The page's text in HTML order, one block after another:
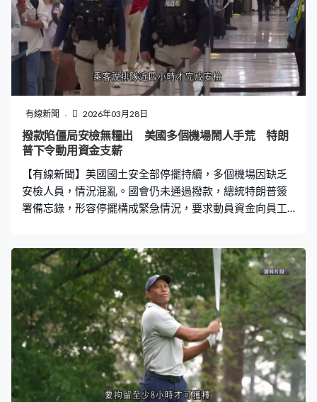
與美國延長外交斡旋限期的說法矛盾，警告以色列要付出
沉重代價。 美國總統特朗普稱軍事行動尚未結束，伊朗境
內仍有3,500多個目標，但很快會完成。特朗普：「今晚我
們比任何時候都更接近中東崛起，中東終於擺脫伊朗的恐
怖主義、侵略和核勒索。」 他重申伊朗乞求與美國達成協
議，「他們當時正在談判，兩天後終於承認，為了彌補他
們的錯誤說法，他們說『我們將批准8艘運油輪通過』。他
們必須開放特朗普海峽，我意思是霍爾木茲海峽。對不
起，很抱歉，真是可怕的錯誤，假新聞會說『他不小心說
動進展順利，將在數周內完成。「我們正
有線新聞 2026年03月28日
撥款陷僵局安檢無糧出 美國多個機場鬧人手荒 特朗
普下令動用資金支薪
【有線新聞】美國國土安全部停擺持續，多個機場因缺乏
安檢人員，情況混亂。國會仍未通過撥款，總統特朗普簽
署備忘錄，形容停擺構成緊急情況，要求動員資金向員工
隊等候，乘客說排隊近四小時才完成安檢。 國土安全部局
部停擺至今已經逾40日，豁下的運輸安全管理局約五萬名
安全人員未獲發薪，部分機場的缺勤率高達四成。紐約甘
迺迪、巴爾的摩和休斯敦等多個機場超過三分一人員缺
勤。 參議院一度通過一項草案向國土安全部提供撥款，不
包括移民和海關執法局的開支，但未能獲得眾議院通過。
議長約翰遜指共和黨人不會投票支持任何損害移民執法的
法案，並提出另一項臨時撥款法案，最終以213票贊成、
203票反對，通過向國土安全部整個部門發放60日的營運